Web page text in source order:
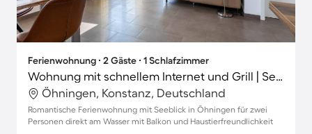
Ferienwohnung ∙ 2 Gäste ∙ 1 Schlafzimmer
Wohnung mit schnellem Internet und Grill | Seeblick
Öhningen, Konstanz, Deutschland
Romantische Ferienwohnung mit Seeblick in Öhningen für zwei
Personen direkt am Wasser mit Balkon und Haustierfreundlichkeit